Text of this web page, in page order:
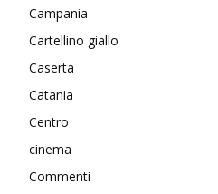
Campania
Cartellino giallo
Caserta
Catania
Centro
cinema
Commenti